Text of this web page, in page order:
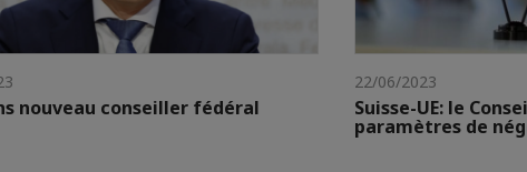
nouveau conseiller fédéral
22/06/2023
Suisse-UE: le
paramètres de